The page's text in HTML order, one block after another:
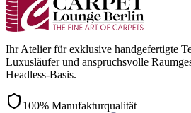
Ihr Atelier für exklusive handgefertigte
Luxusläufer und anspruchsvolle
Headless-Basis.
100% Manufakturqualität